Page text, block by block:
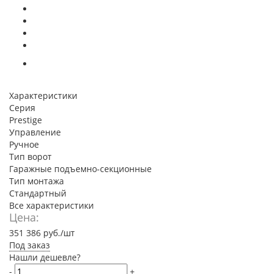
Характеристики
Серия
Prestige
Управление
Ручное
Тип ворот
Гаражные подъемно-секционные
Тип монтажа
Стандартный
Все характеристики
Цена:
351 386 руб./шт
Под заказ
Нашли дешевле?
-
+